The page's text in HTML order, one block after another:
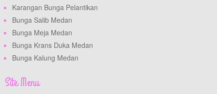
Karangan Bunga Pelantikan
Bunga Salib Medan
Bunga Meja Medan
Bunga Krans Duka Medan
Bunga Kalung Medan
Site Menu